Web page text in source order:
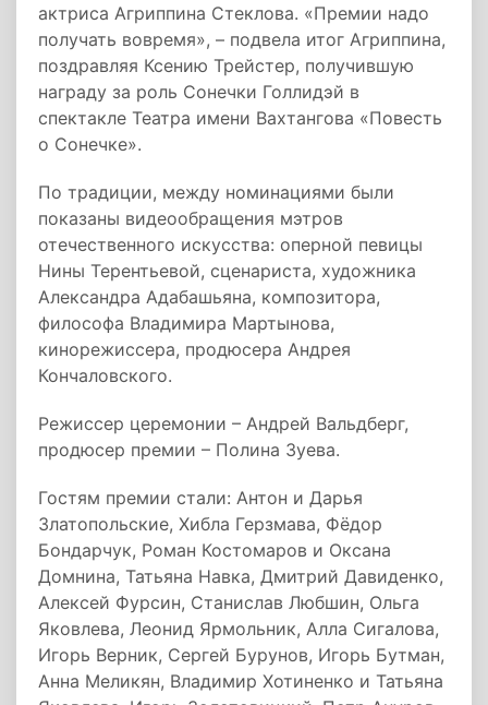
актриса Агриппина Стеклова. «Премии надо
получать вовремя», – подвела итог Агриппина,
поздравляя Ксению Трейстер, получившую
награду за роль Сонечки Голлидэй в
спектакле Театра имени Вахтангова «Повесть
о Сонечке».
По традиции, между номинациями были
показаны видеообращения мэтров
отечественного искусства: оперной певицы
Нины Терентьевой, сценариста, художника
Александра Адабашьяна, композитора,
философа Владимира Мартынова,
кинорежиссера, продюсера Андрея
Кончаловского.
Режиссер церемонии – Андрей Вальдберг,
продюсер премии – Полина Зуева.
Гостям премии стали: Антон и Дарья
Златопольские, Хибла Герзмава, Фёдор
Бондарчук, Роман Костомаров и Оксана
Домнина, Татьяна Навка, Дмитрий Давиденко,
Алексей Фурсин, Станислав Любшин, Ольга
Яковлева, Леонид Ярмольник, Алла Сигалова,
Игорь Верник, Сергей Бурунов, Игорь Бутман,
Анна Меликян, Владимир Хотиненко и Татьяна